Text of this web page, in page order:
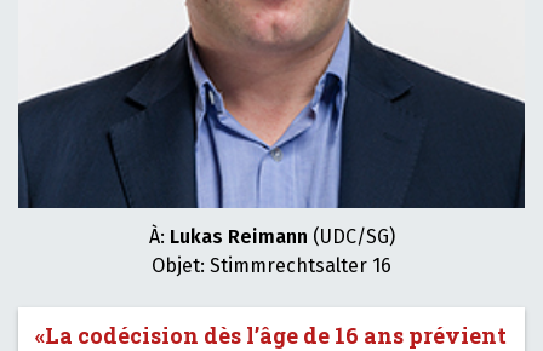
À: Lukas Reimann (UDC/SG)
Objet: Stimmrechtsalter 16
«La codécision dès l’âge de 16 ans prévient